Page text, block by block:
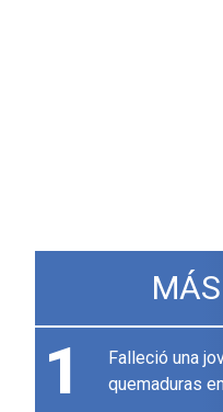
1
Falleció una
quemaduras